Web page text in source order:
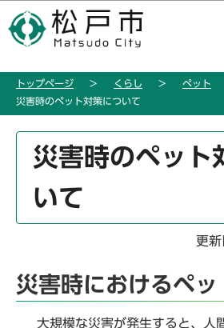
の
ー
このページの本文へ
トップページ くらし
ペット
災害時のペット対策について
か
災害時のペット
いて
更
災害時におけるペッ
大規模な災害が発生すると、人